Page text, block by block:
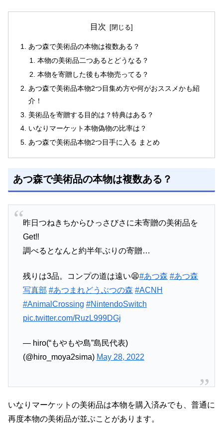
目次
あつ森で美術品の本物は複数ある？
本物の美術品二つあるとどうなる？
本物を寄贈した後も本物売ってる？
あつ森で美術品本物2つ目集め方や何がおススメかも紹
介！
美術品を寄贈する目的は？特典はある？
いなりマーケット本物偽物の比率は？
あつ森で美術品本物2つ目手に入る まとめ
あつ森で美術品の本物は複数ある？
昨日つねきちからひっさびさに未寄贈の美術品を
Get‼️
調べるとなんと約半年ぶりの寄贈…
残りは3品。コンプの道は遠い😫#あつ森 #あつ森
写真部 #あつまれどうぶつの森 #ACNH
#AnimalCrossing #NintendoSwitch
pic.twitter.com/RuzL999DGj
— hiro(“もやもや島”島民代表)
(@hiro_moya2sima) May 28, 2022
いなりマーケットの美術品は本物を購入済みでも、普通に
再度本物の美術品が並ぶことがあります。